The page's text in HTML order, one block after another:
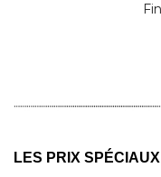
LES PRIX SPÉCIAUX